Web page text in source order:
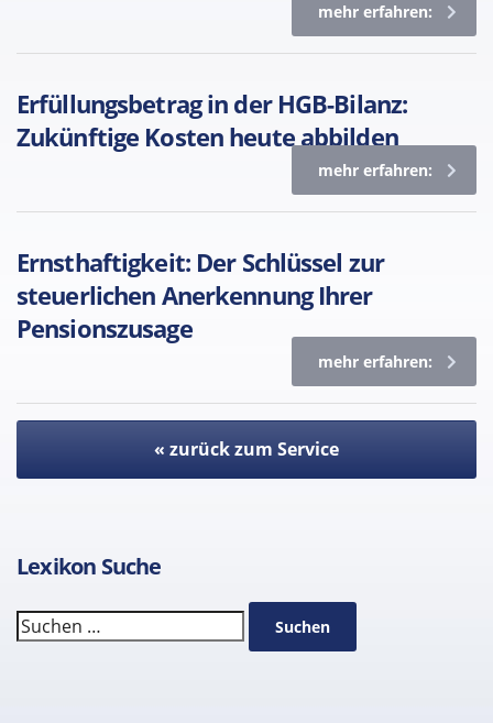
mehr erfahren:
Erfüllungsbetrag in der HGB-Bilanz:
Zukünftige Kosten heute abbilden
mehr erfahren:
Ernsthaftigkeit: Der Schlüssel zur
steuerlichen Anerkennung Ihrer
Pensionszusage
mehr erfahren:
« zurück zum Service
Lexikon Suche
Suchen